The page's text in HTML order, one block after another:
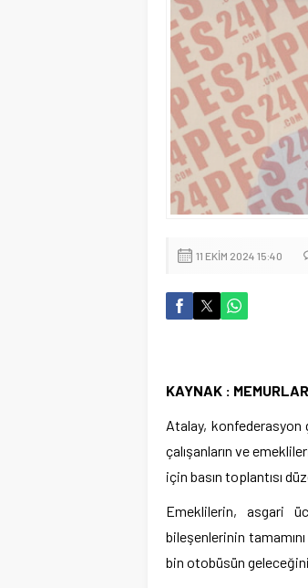
11 EKIM 2024 15:40
KAYNAK :
Atalay, konfederasyon
çalışanların ve
için basın toplantısı
Emeklilerin, asgari
bileşenlerinin
bin otobüsün